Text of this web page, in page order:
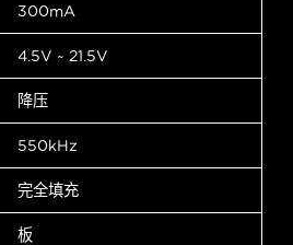
300mA
4.5V ~ 21.5V
降压
550kHz
完全填充
板